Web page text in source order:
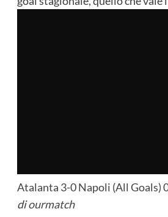
Atalanta 3-0 Napoli (All Goals)
diourmatch